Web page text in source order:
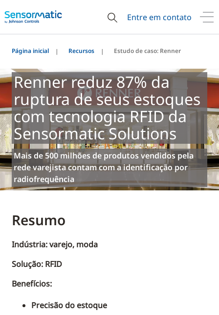
Entre em contato
Página inicial Recursos Estudo de caso: Renner
Renner reduz 87% da
ruptura de seus estoques
com tecnologia RFID da
Sensormatic Solutions
Mais de 500 milhões de produtos vendidos pela
rede varejista contam com a identificação por
radiofrequência
Resumo
Indústria: varejo, moda
Solução: RFID
Benefícios:
Precisão do estoque